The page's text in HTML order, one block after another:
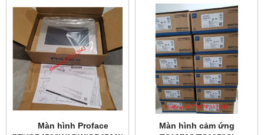
Màn hình Proface
Màn hình cảm ứng